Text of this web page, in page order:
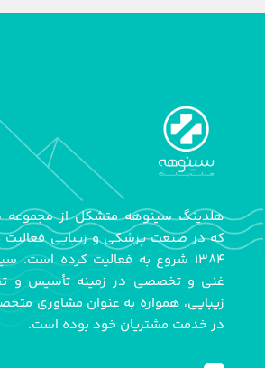
هلدینگ سینوهه متشکل از
که در صنعت پزشکی و زیبایی فعالیت
۱۳۸۴ شروع به فعالیت کرده است.
غنی و تخصصی در زمینه تأسیس و
زیبایی، همواره به عنوان مشاوری
در خدمت مشتریان خود بوده است.